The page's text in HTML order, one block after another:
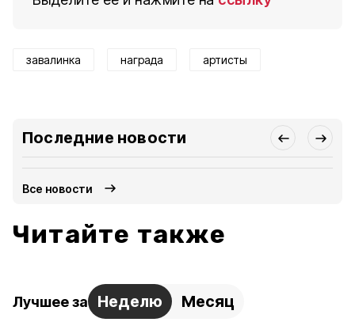
завалинка награда артисты
Последние новости
Все новости
Читайте также
Лучшее за Неделю Месяц